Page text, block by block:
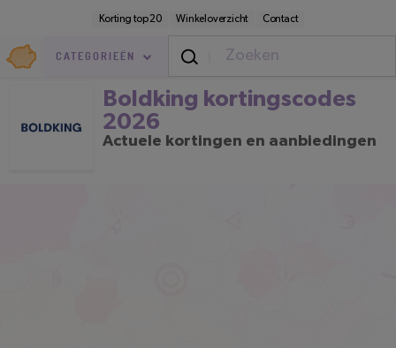
inhoud
Korting top 20 Winkeloverzicht Contact
Goedkoop.nl
CATEGORIEËN
Boldking kortingscodes 2026
Boldking kortingscodes
2026
Actuele kortingen en aanbiedingen